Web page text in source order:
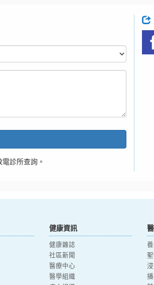
診所查詢。
健康資訊
健康雜誌
社區新聞
醫療中心
醫學組織